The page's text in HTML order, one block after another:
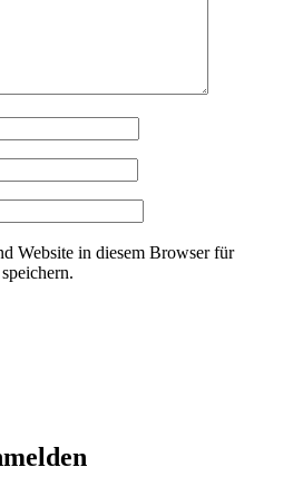
Website in diesem Browser für